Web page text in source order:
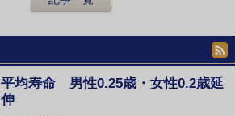
平均寿命 男性0.25歳・女性0.2歳延
伸